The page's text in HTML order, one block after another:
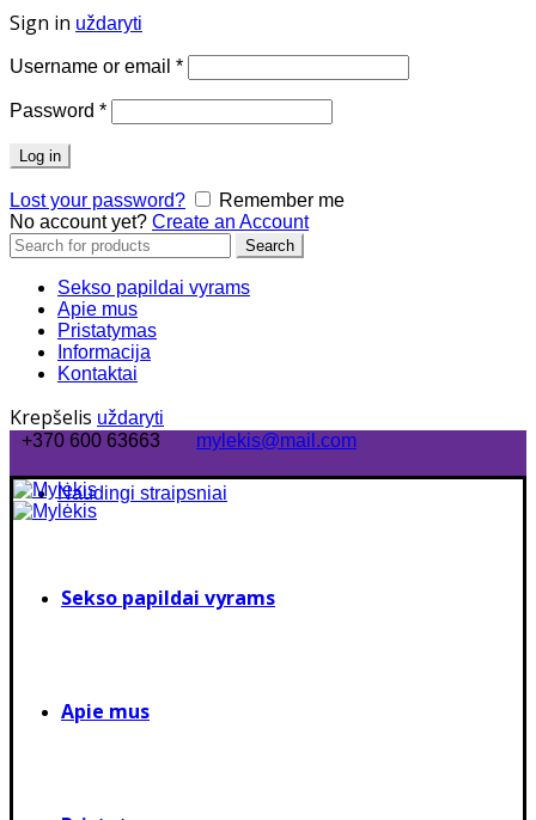
Sign in uždaryti
Username or email *
Password *
Log in
Lost your password?
Remember me
No account yet? Create an Account
Search
for:
Search
Sekso papildai vyrams
Apie mus
Pristatymas
Informacija
Kontaktai
Krepšelis uždaryti
+370 600 63663
mylekis@mail.com
Naudingi straipsniai
Sekso papildai vyrams
Apie mus